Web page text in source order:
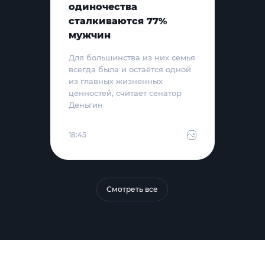
одиночества
сталкиваются 77%
мужчин
Для большинства из них семья
всегда была и остаётся одной
из главных жизненных
ценностей, считает сенатор
Деньгин
18:45
Смотреть все